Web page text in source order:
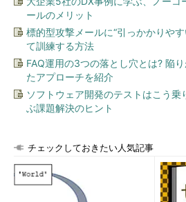
ールのメリット
標的型攻撃メールに“引っかかりや
て訓練する方法
FAQ運用の3つの落とし穴とは? 陥
たアプローチを紹介
ソフトウェア開発のテストはこう
ぶ課題解決のヒント
チェックしておきたい人気記事